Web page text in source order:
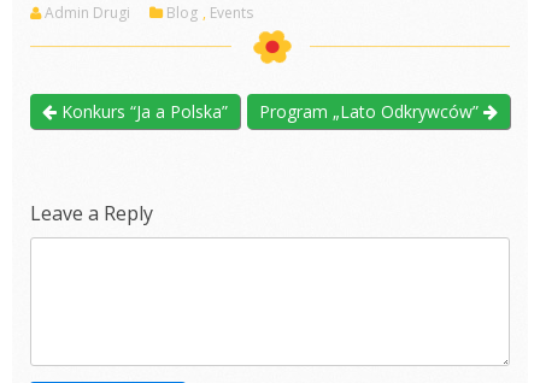
Admin Drugi Blog , Events
Konkurs “Ja a Polska” Program „Lato Odkrywców”
Leave a Reply